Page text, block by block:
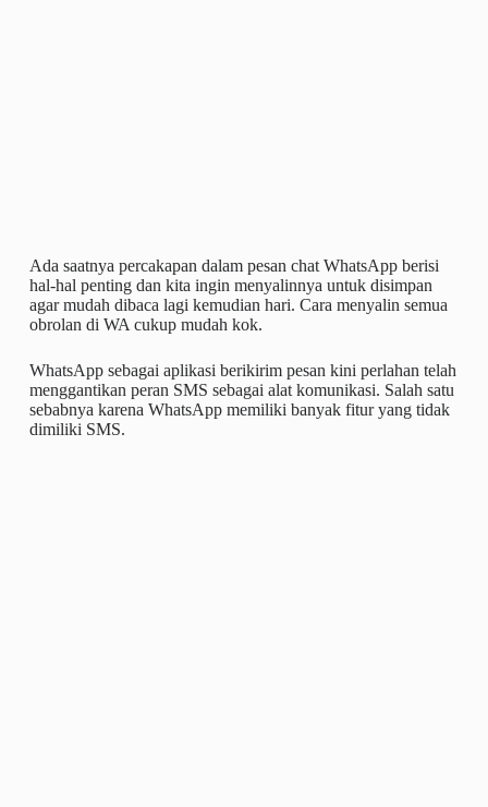
Ada saatnya percakapan dalam pesan chat WhatsApp berisi
hal-hal penting dan kita ingin menyalinnya untuk disimpan
agar mudah dibaca lagi kemudian hari. Cara menyalin semua
obrolan di WA cukup mudah kok.
WhatsApp sebagai aplikasi berikirim pesan kini perlahan telah
menggantikan peran SMS sebagai alat komunikasi. Salah satu
sebabnya karena WhatsApp memiliki banyak fitur yang tidak
dimiliki SMS.